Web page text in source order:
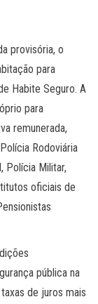
provisória, o
para
Habite Seguro. A
para
remunerada,
Rodoviária
Polícia Militar,
oficiais de
pública na
de juros mais